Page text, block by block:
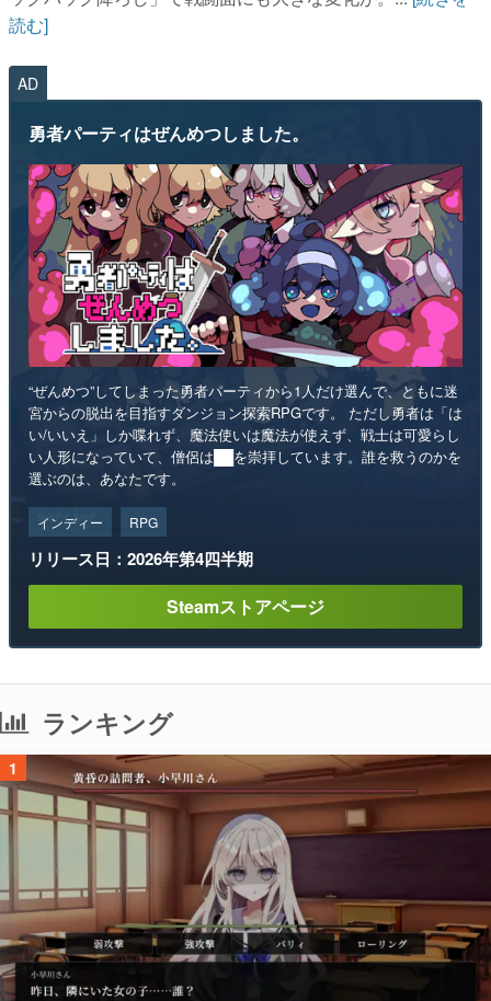
読む]
AD
勇者パーティはぜんめつしました。
“ぜんめつ”してしまった勇者パーティから1人だけ選んで、ともに迷
宮からの脱出を目指すダンジョン探索RPGです。 ただし勇者は「は
い/いいえ」しか喋れず、魔法使いは魔法が使えず、戦士は可愛らし
い人形になっていて、僧侶は██を崇拝しています。誰を救うのかを
選ぶのは、あなたです。
インディー RPG
リリース日：2026年第4四半期
Steamストアページ
ランキング
1